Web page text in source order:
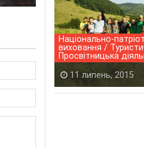
Національно-
виховання /
Просвітницька
"ЯВОРИНА-2015"
11 липень, 2015